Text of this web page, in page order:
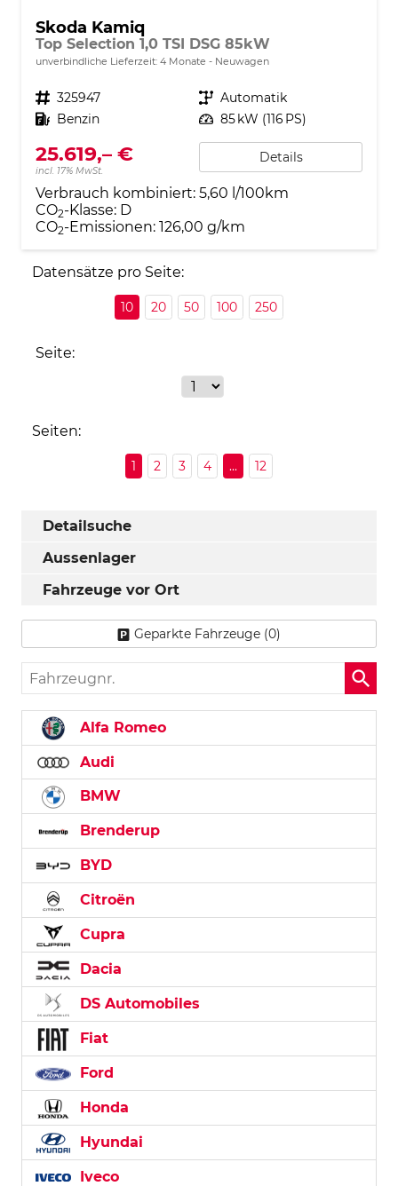
Skoda Kamiq
Top Selection 1,0 TSI DSG 85kW
unverbindliche Lieferzeit: 4 Monate Neuwagen
Fahrzeugnr. 325947 Getriebe Automatik
Kraftstoff Benzin Leistung 85 kW (116 PS)
25.619,– €
incl. 17% MwSt.
Details
Verbrauch kombiniert: 5,60 l/100km
CO2-Klasse: D
CO2-Emissionen: 126,00 g/km
Datensätze pro Seite:
10 20 50 100 250
Seite:
Seiten:
1 2 3 4 ... 12
Detailsuche
Aussenlager
Fahrzeuge vor Ort
Geparkte Fahrzeuge (0)
Fahrzeugnr.
Alfa Romeo
Audi
BMW
Brenderup
BYD
Citroën
Cupra
Dacia
DS Automobiles
Fiat
Ford
Honda
Hyundai
Iveco